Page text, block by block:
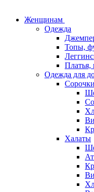
Женщинам
Одежда
Топы,
Платья,
Одежда для
Сорочки
Халаты